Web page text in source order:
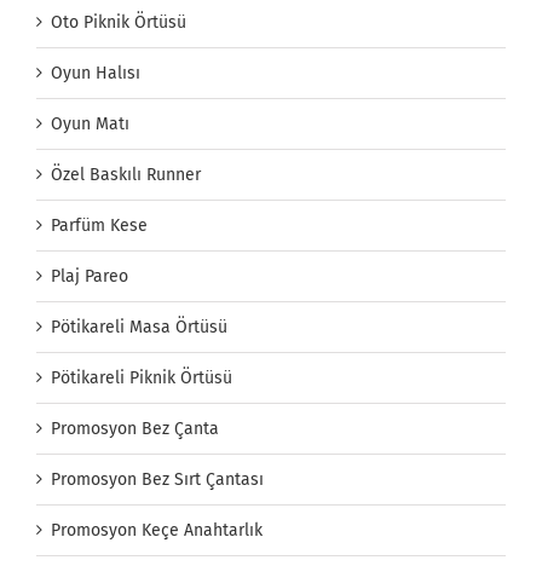
Oto Piknik Örtüsü
Oyun Halısı
Oyun Matı
Özel Baskılı Runner
Parfüm Kese
Plaj Pareo
Pötikareli Masa Örtüsü
Pötikareli Piknik Örtüsü
Promosyon Bez Çanta
Promosyon Bez Sırt Çantası
Promosyon Keçe Anahtarlık